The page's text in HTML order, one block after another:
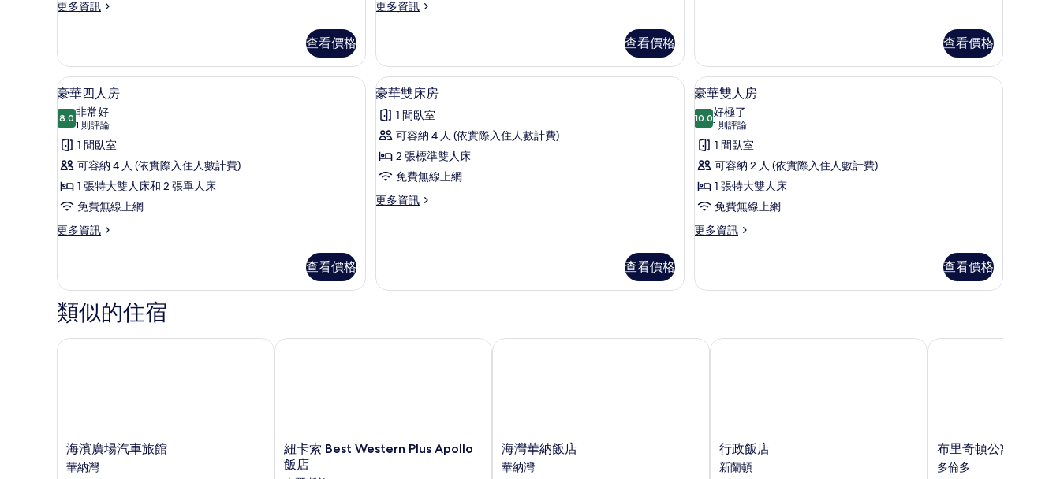
所
片
更多資訊
更
雙
人
房
詳
查看價格
房
有
相
片
更多資訊
更
開
放
式
房
的
情
查看價格
詳
情
查看價格
顯
示
豪
華
四
人
房
的
相
片
豪華四人房 | 書桌、遮光布/窗簾、隔音、熨斗/熨衣板
2
豪華四人房
8.08.0 分，滿分 10 分
非常好
1 則評論
(1
則
評
論)
1 間臥室
可容納 4 人 (依實際入住人數計費)
1 張特大雙人床和 2 張單人床
免費無線上網
更多資訊
更
四
人
房
的
詳
查看價格
顯
示
豪
華
雙
房
相
免費盥洗用品、吹風機、毛巾、肥皂
1
豪華雙床房
1 間臥室
可容納 4 人 (依實際入住人數計費)
2 張標準雙人床
免費無線上網
更多資訊
更
房
查看價格
顯
示
豪
華
雙
人
房
的
相
免費盥洗用品、吹風機、毛巾、肥皂
1
豪華雙人房
10.010.0 分，滿分 10 分
好極了
1 則評論
(1
則
評
論)
1 間臥室
可容納 2 人 (依實際入住人數計費)
1 張特大雙人床
免費無線上網
更多資訊
更
雙
詳
查看價格
類似的住宿
海
濱
廣
海濱廣場汽車旅館
華納灣
海濱廣場汽車旅館
紐
卡
索
紐卡索 Best Western Plus Apollo
飯店
紐卡索 Best Western Plus Apollo 飯店
海
灣
華
海灣華納飯店
華納灣
海灣華納飯店
行
政
飯
行政飯店
新蘭頓
行政飯店
布
里
奇
布里奇頓公寓
多倫多
布里奇頓公寓